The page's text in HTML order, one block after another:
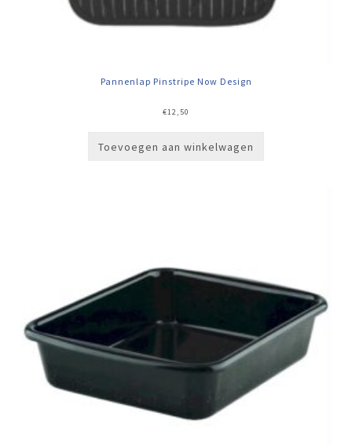
Pannenlap Pinstripe Now Design
€12,50
Toevoegen aan winkelwagen